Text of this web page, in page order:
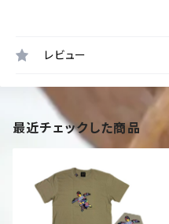
レビュー
最近チェックした商品